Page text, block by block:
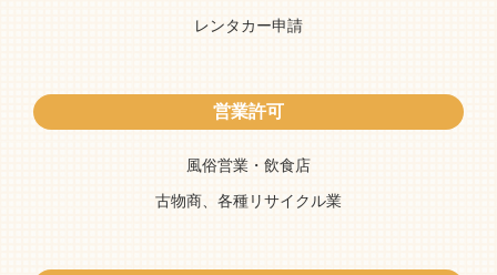
レンタカー申請
営業許可
風俗営業・飲食店
古物商、各種リサイクル業